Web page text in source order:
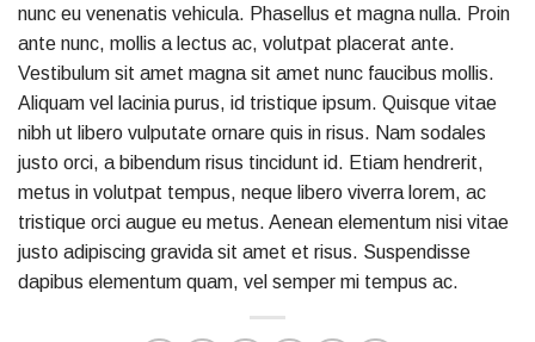
nunc eu venenatis vehicula. Phasellus et magna nulla. Proin
ante nunc, mollis a lectus ac, volutpat placerat ante.
Vestibulum sit amet magna sit amet nunc faucibus mollis.
Aliquam vel lacinia purus, id tristique ipsum. Quisque vitae
nibh ut libero vulputate ornare quis in risus. Nam sodales
justo orci, a bibendum risus tincidunt id. Etiam hendrerit,
metus in volutpat tempus, neque libero viverra lorem, ac
tristique orci augue eu metus. Aenean elementum nisi vitae
justo adipiscing gravida sit amet et risus. Suspendisse
dapibus elementum quam, vel semper mi tempus ac.